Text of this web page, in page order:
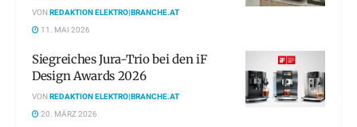
VONREDAKTION ELEKTRO|BRANCHE.AT
11. MAI 2026
Siegreiches Jura-Trio bei den iF
Design Awards 2026
VONREDAKTION ELEKTRO|BRANCHE.AT
20. MÄRZ 2026